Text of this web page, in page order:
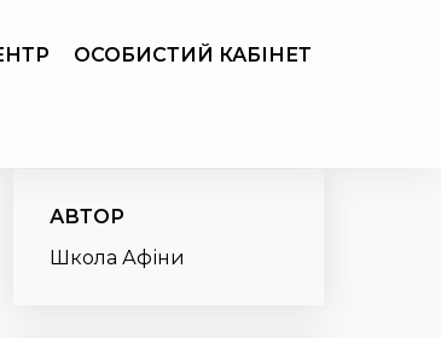
ОСОБИСТИЙ КАБІНЕТ
АВТОР
Школа Афіни